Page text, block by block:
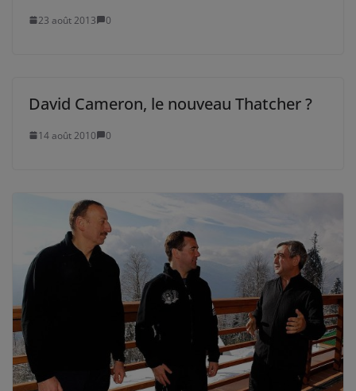
23 août 2013 0
David Cameron, le nouveau Thatcher ?
14 août 2010 0